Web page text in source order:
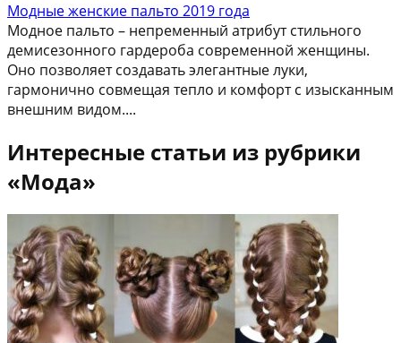
Модные женские пальто 2019 года
Модное пальто – непременный атрибут стильного
демисезонного гардероба современной женщины.
Оно позволяет создавать элегантные луки,
гармонично совмещая тепло и комфорт с изысканным
внешним видом....
Интересные статьи из рубрики
«Мода»